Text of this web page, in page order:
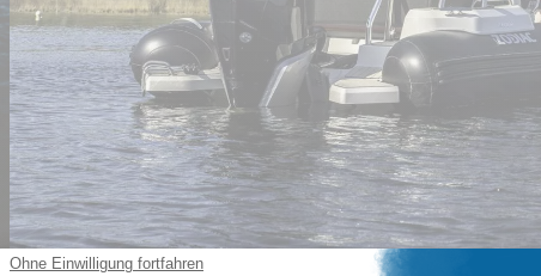
Ohne Einwilligung fortfahren